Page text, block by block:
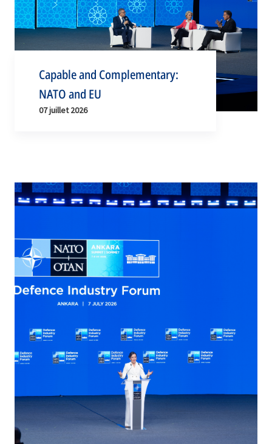
Capable and Complementary:
NATO and EU
07 juillet 2026